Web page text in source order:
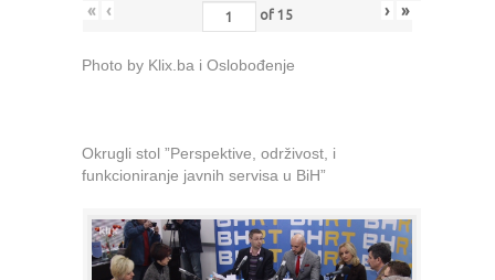
« ‹ of 15 › »
Photo by Klix.ba i Oslobođenje
Okrugli stol ”Perspektive, održivost, i
funkcioniranje javnih servisa u BiH”